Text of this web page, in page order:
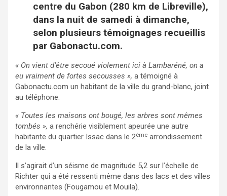
centre du Gabon (280 km de Libreville),
dans la nuit de samedi à dimanche,
selon plusieurs témoignages recueillis
par Gabonactu.com.
« On vient d’être secoué violement ici à Lambaréné, on a
eu vraiment de fortes secousses », a témoigné à
Gabonactu.com un habitant de la ville du grand-blanc, joint
au téléphone.
« Toutes les maisons ont bougé, les arbres sont mêmes
tombés », a renchérie visiblement apeurée une autre
habitante du quartier Issac dans le 2ème arrondissement
de la ville.
Il s’agirait d’un séisme de magnitude 5,2 sur l’échelle de
Richter qui a été ressenti même dans des lacs et des villes
environnantes (Fougamou et Mouila).